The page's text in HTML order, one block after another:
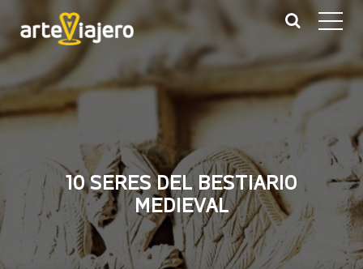
10 SERES DEL BESTIARIO
MEDIEVAL